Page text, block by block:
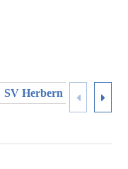
SV Herbern TuS